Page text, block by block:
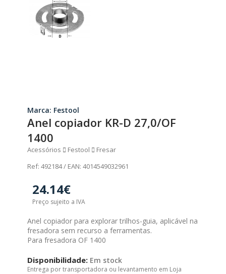
Marca: Festool
Anel copiador KR-D 27,0/OF
1400
Acessórios Festool
Fresar
Ref: 492184 / EAN: 4014549032961
24.14€
Preço sujeito a IVA
Anel copiador para explorar trilhos-guia, aplicável na
fresadora sem recurso a ferramentas.
Para fresadora OF 1400
Disponibilidade: Em stock
Entrega por transportadora ou levantamento em Loja